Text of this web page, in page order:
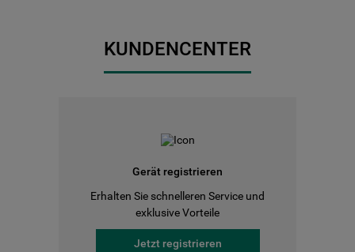
KUNDENCENTER
Gerät registrieren
Erhalten Sie schnelleren Service und
exklusive Vorteile
Jetzt registrieren